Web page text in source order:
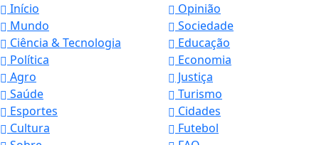
Início
Opinião
Mundo
Sociedade
Ciência & Tecnologia
Educação
Política
Economia
Agro
Justiça
Saúde
Turismo
Esportes
Cidades
Cultura
Futebol